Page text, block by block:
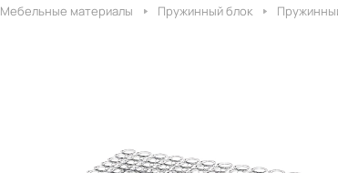
Мебельные материалы Пружинный блок